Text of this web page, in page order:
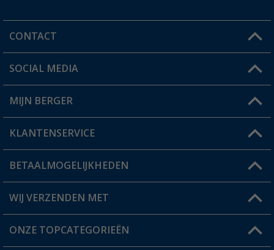
CONTACT
Een vraag?
Winkel vinden
SOCIAL MEDIA
MIJN BERGER
Mijn account
Status bestelling
Verlanglijstje
KLANTENSERVICE
FAQ & Contact
Verzendinformatie
Catalogus
BETAALMOGELIJKHEDEN
WIJ VERZENDEN MET
ONZE TOPCATEGORIEËN